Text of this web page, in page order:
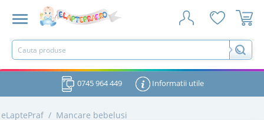
0745 964 449 Informatii utile
eLaptePraf / Mancare bebelusi